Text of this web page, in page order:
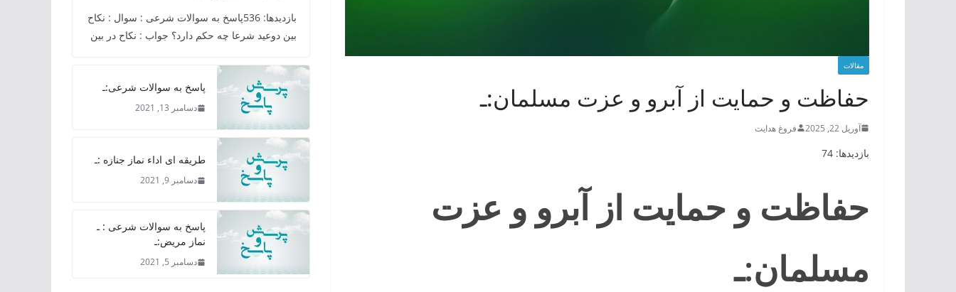
مقالات
حفاظت و حمایت از آبرو و عزت مسلمان:ـ
آوریل 22, 2025 فروغ هدایت
بازدیدها: 74
حفاظت و حمایت از آبرو و عزت
مسلمان:ـ
بازدیدها: 536پاسخ به سوالات شرعی : سوال : نکاح
بین دوعید شرعا چه حکم دارد؟ جواب : نکاح در بین
پاسخ به سوالات شرعی:ـ
دسامبر 13, 2021
طریقه ای اداء نماز جنازه :ـ
دسامبر 9, 2021
پاسخ به سوالات شرعی : ـ
نماز مریض:ـ
دسامبر 5, 2021